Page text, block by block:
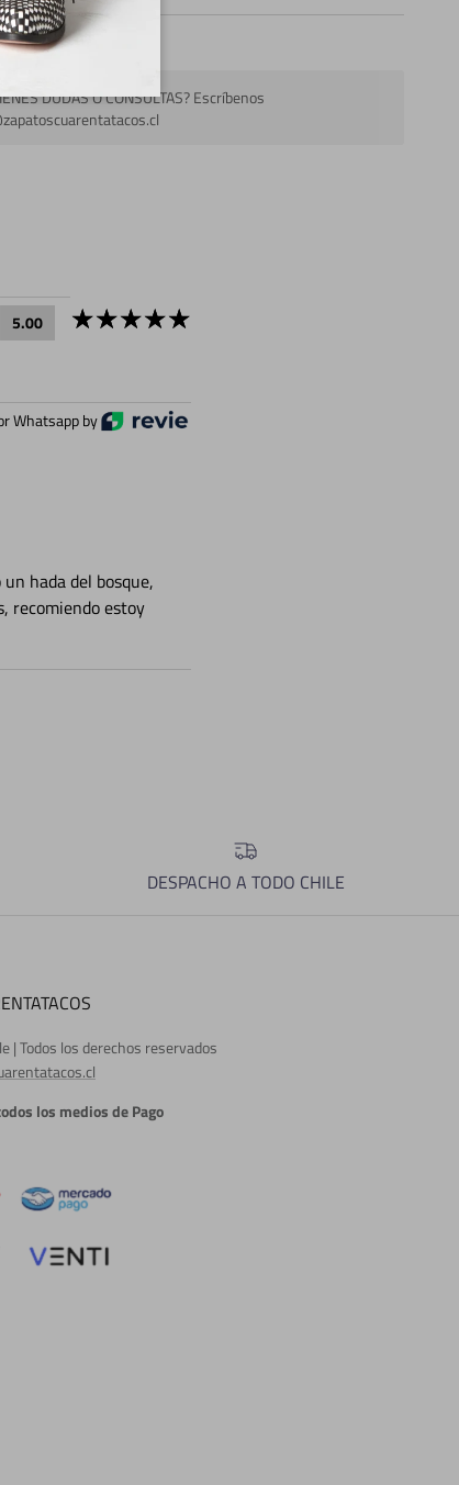
DUDAS O CONSULTAS? Escríbenos
5.00
Whatsapp by
hada del bosque,
recomiendo estoy
DESPACHO A TODO CHILE
| Todos los derechos reservados
los medios de Pago